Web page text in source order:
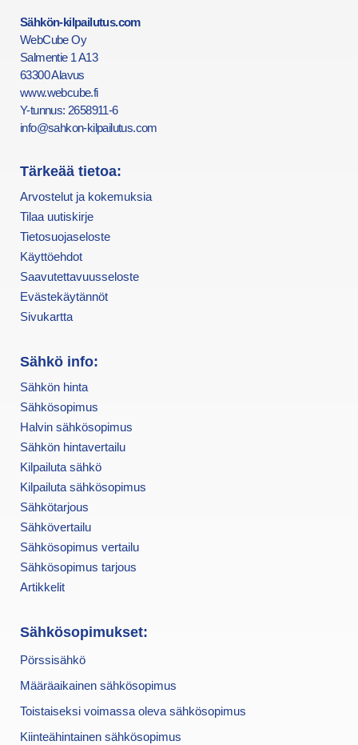
Sähkön-kilpailutus.com
WebCube Oy
Salmentie 1 A13
63300 Alavus
www.webcube.fi
Y-tunnus: 2658911-6
info@sahkon-kilpailutus.com
Tärkeää tietoa:
Arvostelut ja kokemuksia
Tilaa uutiskirje
Tietosuojaseloste
Käyttöehdot
Saavutettavuusseloste
Evästekäytännöt
Sivukartta
Sähkö info:
Sähkön hinta
Sähkösopimus
Halvin sähkösopimus
Sähkön hintavertailu
Kilpailuta sähkö
Kilpailuta sähkösopimus
Sähkötarjous
Sähkövertailu
Sähkösopimus vertailu
Sähkösopimus tarjous
Artikkelit
Sähkösopimukset:
Pörssisähkö
Määräaikainen sähkösopimus
Toistaiseksi voimassa oleva sähkösopimus
Kiinteähintainen sähkösopimus